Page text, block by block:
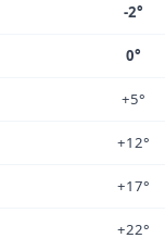
-2°
0°
+5°
+12°
+17°
+22°